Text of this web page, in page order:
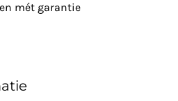
mét garantie